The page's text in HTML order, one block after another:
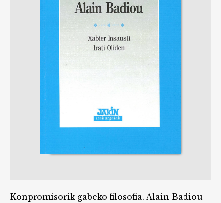
Konpromisorik gabeko filosofia. Alain Badiou